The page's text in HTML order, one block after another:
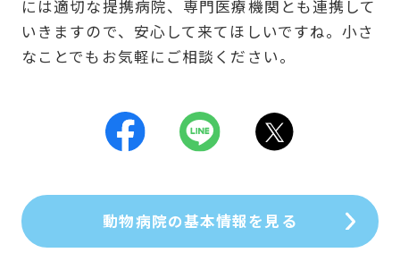
には適切な提携病院、専門医療機関とも連携して
いきますので、安心して来てほしいですね。小さ
なことでもお気軽にご相談ください。
動物病院の基本情報を見る